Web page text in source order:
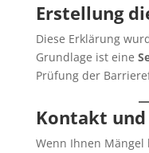
Erstellung
Diese Erklärung
Grundlage ist eine
Prüfung der
Kontakt und
Wenn Ihnen